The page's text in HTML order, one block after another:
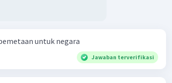
untuk negara
Jawaban terverifikasi